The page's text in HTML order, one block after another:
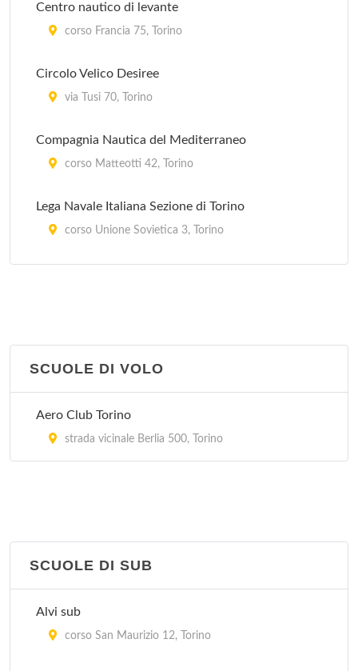
Centro nautico di levante
corso Francia 75, Torino
Circolo Velico Desiree
via Tusi 70, Torino
Compagnia Nautica del Mediterraneo
corso Matteotti 42, Torino
Lega Navale Italiana Sezione di Torino
corso Unione Sovietica 3, Torino
via Cavalli 20/a, Torino
SCUOLE DI VOLO
Aero Club Torino
strada vicinale Berlia 500, Torino
SCUOLE DI SUB
Alvi sub
corso San Maurizio 12, Torino